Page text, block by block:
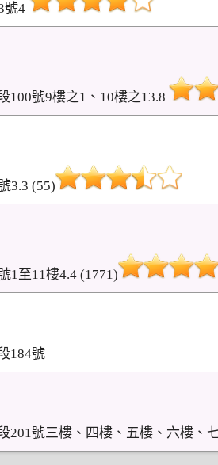
號4
100號9樓之1、10樓之13.8
3.3 (55)
1至11樓4.4 (1771)
184號
201​號三樓、四樓、五樓、六樓、